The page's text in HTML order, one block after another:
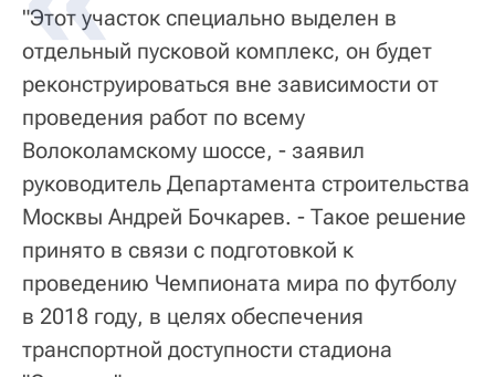
"Этот участок специально выделен в
отдельный пусковой комплекс, он будет
реконструироваться вне зависимости от
проведения работ по всему
Волоколамскому шоссе, - заявил
руководитель Департамента строительства
Москвы Андрей Бочкарев. - Такое решение
принято в связи с подготовкой к
проведению Чемпионата мира по футболу
в 2018 году, в целях обеспечения
транспортной доступности стадиона